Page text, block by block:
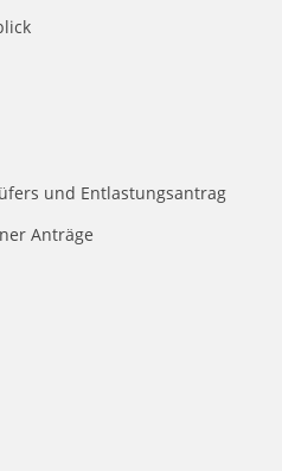
und Entlastungsantrag
Anträge